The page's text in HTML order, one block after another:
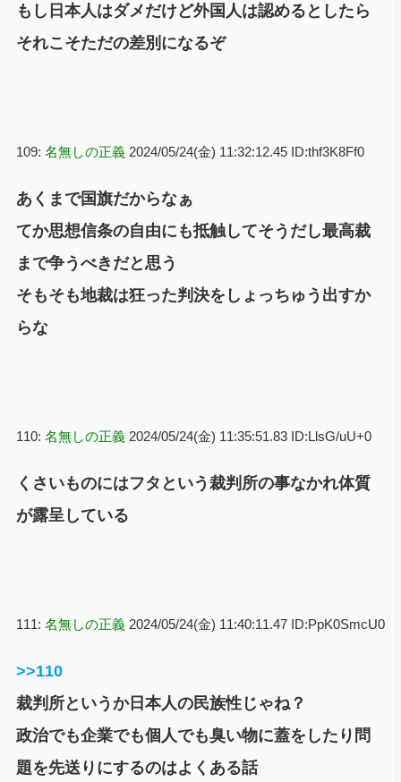
もし日本人はダメだけど外国人は認めるとしたら
それこそただの差別になるぞ
109: 名無しの正義 2024/05/24(金) 11:32:12.45 ID:thf3K8Ff0
あくまで国旗だからなぁ
てか思想信条の自由にも抵触してそうだし最高裁
まで争うべきだと思う
そもそも地裁は狂った判決をしょっちゅう出すか
らな
110: 名無しの正義 2024/05/24(金) 11:35:51.83 ID:LlsG/uU+0
くさいものにはフタという裁判所の事なかれ体質
が露呈している
111: 名無しの正義 2024/05/24(金) 11:40:11.47 ID:PpK0SmcU0
>>110
裁判所というか日本人の民族性じゃね？
政治でも企業でも個人でも臭い物に蓋をしたり問
題を先送りにするのはよくある話